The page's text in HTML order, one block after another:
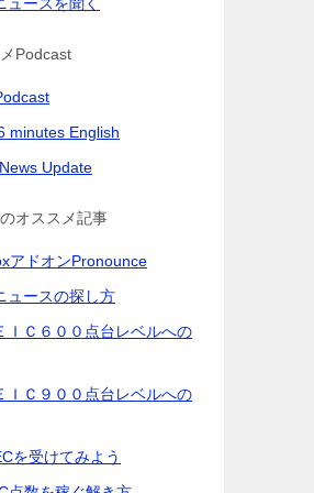
Podcast
minutes English
Update
オススメ記事
アドオンPronounce
ュースの探し方
ＩＣ６００点台レベルへの
ＩＣ９００点台レベルへの
を受けてみよう